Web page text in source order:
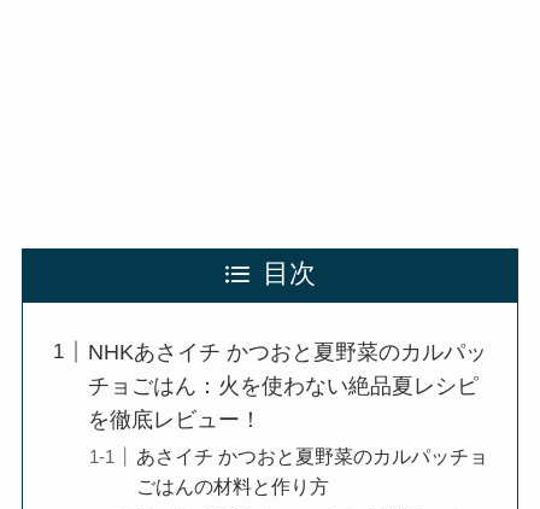
目次
NHKあさイチ かつおと夏野菜のカルパッ
チョごはん：火を使わない絶品夏レシピ
を徹底レビュー！
あさイチ かつおと夏野菜のカルパッチョ
ごはんの材料と作り方